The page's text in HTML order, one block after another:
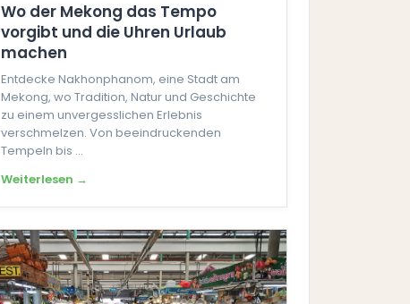
Wo der Mekong das Tempo
vorgibt und die Uhren Urlaub
machen
Entdecke Nakhonphanom, eine Stadt am
Mekong, wo Tradition, Natur und Geschichte
zu einem unvergesslichen Erlebnis
verschmelzen. Von beeindruckenden
Tempeln bis ...
Weiterlesen →